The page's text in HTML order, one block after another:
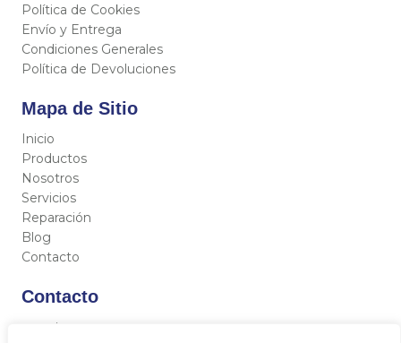
Política de Cookies
Envío y Entrega
Condiciones Generales
Política de Devoluciones
Mapa de Sitio
Inicio
Productos
Nosotros
Servicios
Reparación
Blog
Contacto
Contacto
C/ Miguel Hernández 12, 46717 - La Font d’En Carròs